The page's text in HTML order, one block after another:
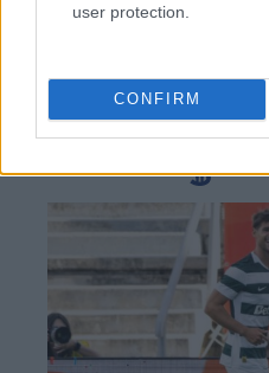
user protection.
CONFIRM